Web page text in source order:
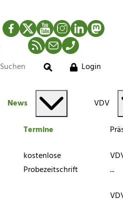
Facebook
TwitterYouTubeInstagram
LinkedIn
RSS-Newsfeed
MailTelefon
Suche
Login
News
Termine
kostenlose
Probezeitschrift
VDV
...